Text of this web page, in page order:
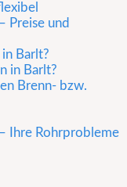
Preise und
Barlt?
in Barlt?
Brenn- bzw.
Ihre Rohrprobleme